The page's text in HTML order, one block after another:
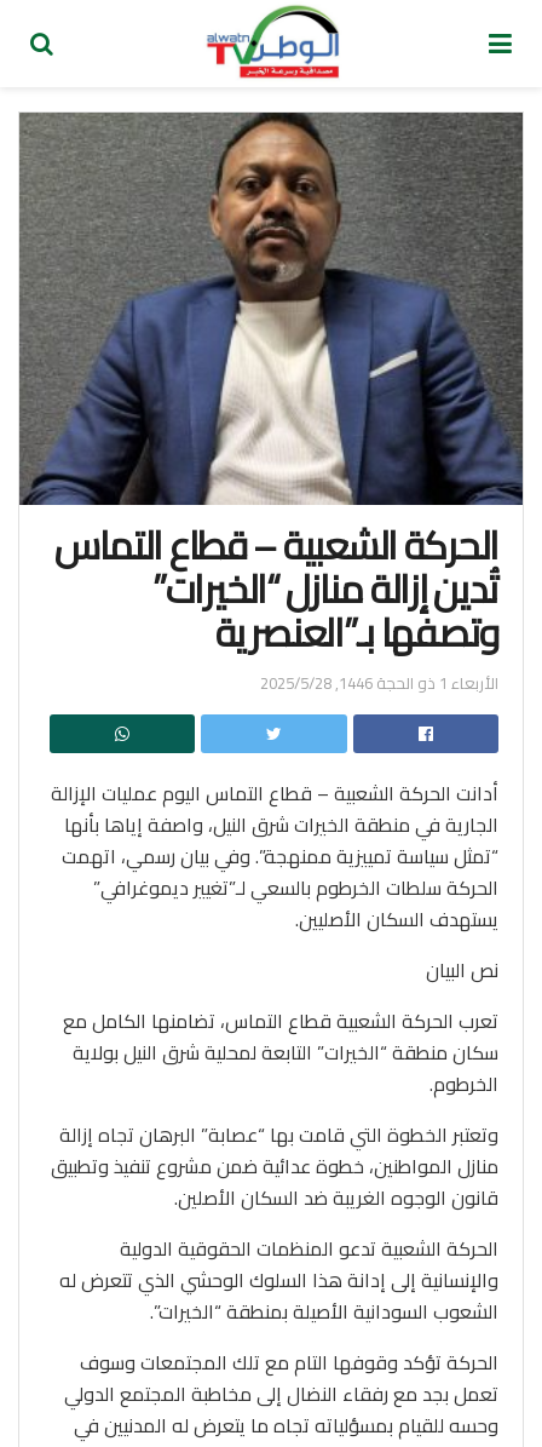
الحركة الشعبية – قطاع التماس
تُدين إزالة منازل “الخيرات”
وتصفها بـ”العنصرية
الأربعاء 1 ذو الحجة 1446, 2025/5/28
أدانت الحركة الشعبية – قطاع التماس اليوم عمليات الإزالة
الجارية في منطقة الخيرات شرق النيل، واصفة إياها بأنها
“تمثل سياسة تمييزية ممنهجة”. وفي بيان رسمي، اتهمت
الحركة سلطات الخرطوم بالسعي لـ”تغيير ديموغرافي”
يستهدف السكان الأصليين.
نص البيان
‏تعرب الحركة الشعبية قطاع التماس، تضامنها الكامل مع
سكان منطقة “الخيرات” التابعة لمحلية شرق النيل بولاية
الخرطوم.
وتعتبر الخطوة التي قامت بها “عصابة” البرهان تجاه إزالة
منازل المواطنين، خطوة عدائية ضمن مشروع تنفيذ وتطبيق
قانون الوجوه الغريبة ضد السكان الأصلين.
الحركة الشعبية تدعو المنظمات الحقوقية الدولية
والإنسانية إلى إدانة هذا السلوك الوحشي الذي تتعرض له
الشعوب السودانية الأصيلة بمنطقة “الخيرات”.
الحركة تؤكد وقوفها التام مع تلك المجتمعات وسوف
تعمل بجد مع رفقاء النضال إلى مخاطبة المجتمع الدولي
وحسه للقيام بمسؤلياته تجاه ما يتعرض له المدنيين في